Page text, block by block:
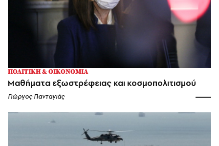
ΠΟΛΙΤΙΚΗ & ΟΙΚΟΝΟΜΙΑ
Μαθήματα εξωστρέφειας και κοσμοπολιτισμού
Γιώργος Πανταγιάς